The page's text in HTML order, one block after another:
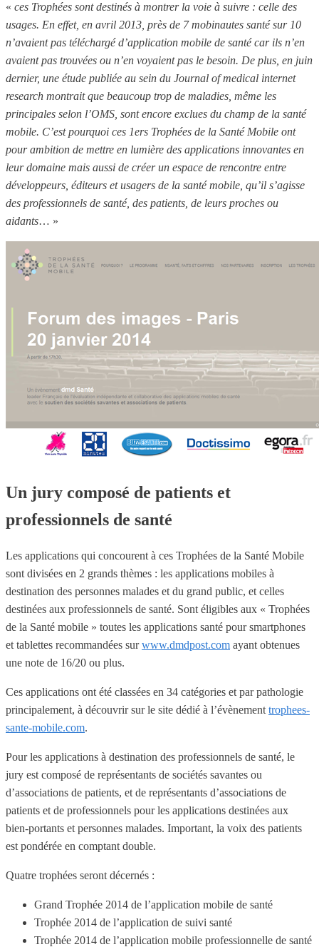
« ces Trophées sont destinés à montrer la voie à suivre : celle des
usages. En effet, en avril 2013, près de 7 mobinautes santé sur 10
n’avaient pas téléchargé d’application mobile de santé car ils n’en
avaient pas trouvées ou n’en voyaient pas le besoin. De plus, en juin
dernier, une étude publiée au sein du Journal of medical internet
research montrait que beaucoup trop de maladies, même les
principales selon l’OMS, sont encore exclues du champ de la santé
mobile. C’est pourquoi ces 1ers Trophées de la Santé Mobile ont
pour ambition de mettre en lumière des applications innovantes en
leur domaine mais aussi de créer un espace de rencontre entre
développeurs, éditeurs et usagers de la santé mobile, qu’il s’agisse
des professionnels de santé, des patients, de leurs proches ou
aidants… »
Un jury composé de patients et
professionnels de santé
Les applications qui concourent à ces Trophées de la Santé Mobile
sont divisées en 2 grands thèmes : les applications mobiles à
destination des personnes malades et du grand public, et celles
destinées aux professionnels de santé. Sont éligibles aux « Trophées
de la Santé mobile » toutes les applications santé pour smartphones
et tablettes recommandées surwww.dmdpost.com ayant obtenues
une note de 16/20 ou plus.
Ces applications ont été classées en 34 catégories et par pathologie
principalement, à découvrir sur le site dédié à l’évènementtrophees-
sante-mobile.com.
Pour les applications à destination des professionnels de santé, le
jury est composé de représentants de sociétés savantes ou
d’associations de patients, et de représentants d’associations de
patients et de professionnels pour les applications destinées aux
bien-portants et personnes malades. Important, la voix des patients
est pondérée en comptant double.
Quatre trophées seront décernés :
Grand Trophée 2014 de l’application mobile de santé
Trophée 2014 de l’application de suivi santé
Trophée 2014 de l’application mobile professionnelle de santé